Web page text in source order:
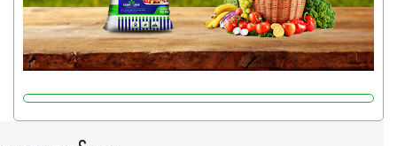
ဖွဲ့စည်းတည်ဆောက်မှုကို ပို၍သန်မာလာအောင် အားပေးပါ
တယ်။ ဒါ့အပြင် ပန်းပွင့်ခြင်း၊အသီးသီးခြင်း၊အစေ့တည်ခြင်း
လုပ်ငန်းစဉ်များကိုလည်း အားပေးပါတယ်။ လုံလောက်တဲ့
အရသာ ပိုမိုကောင်းမွန်စေဖို့အတွက် လိုအပ်တဲ့အာဟာရဓာတ်